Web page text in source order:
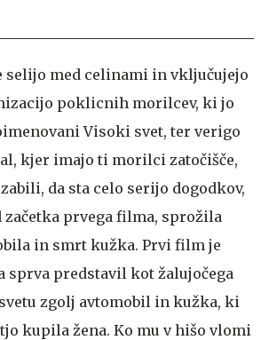
selijo med celinami in vključujejo
poklicnih morilcev, ki jo
Visoki svet, ter verigo
kjer imajo ti morilci zatočišče,
da sta celo serijo dogodkov,
prvega filma, sprožila
in smrt kužka. Prvi film je
sprva predstavil kot žalujočega
zgolj avtomobil in kužka, ki
kupila žena. Ko mu v hišo vlomi